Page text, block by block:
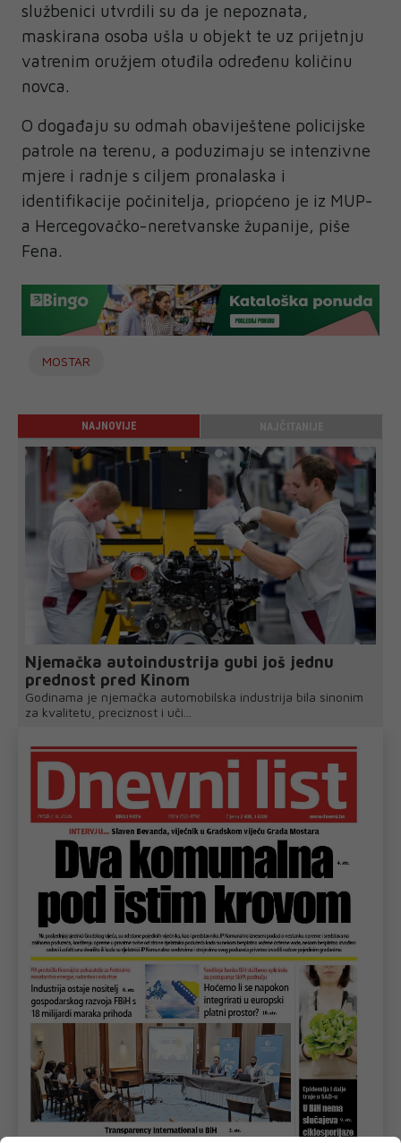
službenici utvrdili su da je nepoznata,
maskirana osoba ušla u objekt te uz prijetnju
vatrenim oružjem otuđila određenu količinu
novca.
O događaju su odmah obaviještene policijske
patrole na terenu, a poduzimaju se intenzivne
mjere i radnje s ciljem pronalaska i
identifikacije počinitelja, priopćeno je iz MUP-
a Hercegovačko-neretvanske županije, piše
Fena.
MOSTAR
NAJNOVIJE
Njemačka autoindustrija gubi još jednu
prednost pred Kinom
Godinama je njemačka automobilska industrija bila sinonim
za kvalitetu, preciznost i uči...